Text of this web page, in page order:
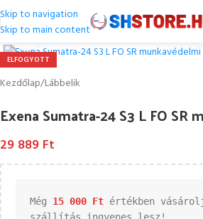
Skip to navigation
Skip to main content
ELFOGYOTT
Kattintson a nagyításhoz
Kezdőlap/Lábbelik
Exena Sumatra-24 S3 L FO SR
29 889 Ft
Még 15 000 Ft értékben
szállítás ingyenes lesz!